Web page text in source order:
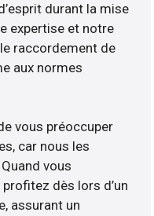
durant la mise
expertise et notre
raccordement de
aux normes
vous préoccuper
car nous les
vous
dès lors d’un
assurant un